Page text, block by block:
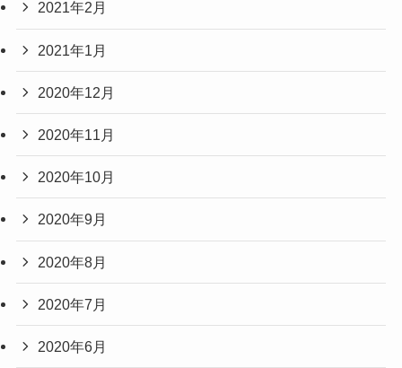
2021年2月
2021年1月
2020年12月
2020年11月
2020年10月
2020年9月
2020年8月
2020年7月
2020年6月